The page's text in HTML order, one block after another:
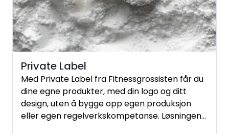
Private Label
Med Private Label fra Fitnessgrossisten får du
dine egne produkter, med din logo og ditt
design, uten å bygge opp egen produksjon
eller egen regelverkskompetanse. Løsningen